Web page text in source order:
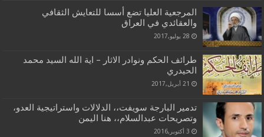
المرجعية العليا تضع أسسا للتعايش الثقافي
والعقائدي في العراق
28 يوليو,2017
طرائف الحكم ونوادر الاثار – اية الله السيد محمد
الحيدري
21 أبريل,2017
تدمير البارجة سويفت،، الدلالات واستراتيجية العدو،
وتصريحات عبدالسلام،، هنا اليمن
3 أكتوبر,2016